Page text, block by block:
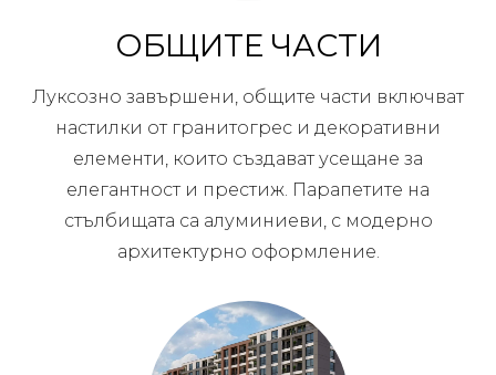
ОБЩИТЕ ЧАСТИ
Луксозно завършени, общите части включват
настилки от гранитогрес и декоративни
елементи, които създават усещане за
елегантност и престиж. Парапетите на
стълбищата са алуминиеви, с модерно
архитектурно оформление.